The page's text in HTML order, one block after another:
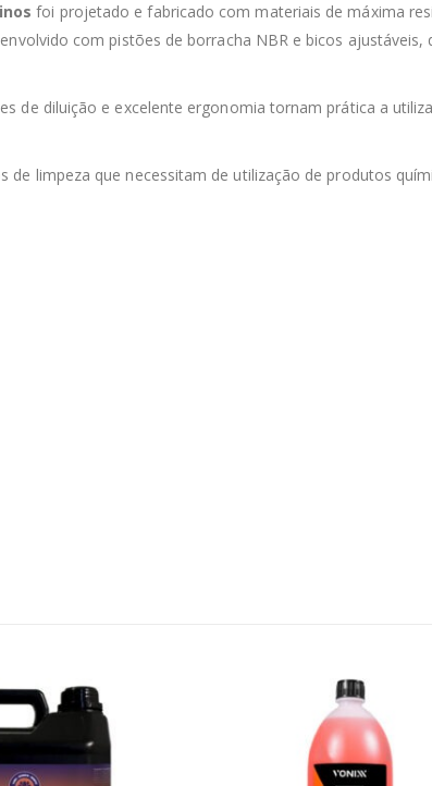
foi projetado e fabricado com materiais de máxima
com pistões de borracha NBR e bicos ajustáveis,
de diluição e excelente ergonomia tornam prática a
de limpeza que necessitam de utilização de produtos